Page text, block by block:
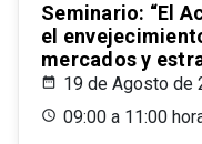
Seminario: “El
el
mercados y
19 de Agosto de
09:00 a 11:00